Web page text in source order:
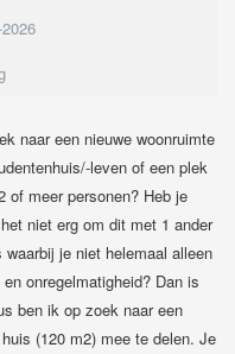
naar een nieuwe woonruimte
leven of een plek
of meer personen? Heb je
niet erg om dit met 1 ander
je niet helemaal alleen
onregelmatigheid? Dan is
ben ik op zoek naar een
(120 m2) mee te delen. Je